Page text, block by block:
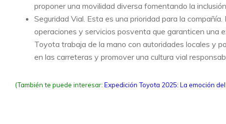
proponer una movilidad diversa fomentando la
Seguridad Vial. Esta es una prioridad para la
operaciones y servicios posventa que garanticen una
Toyota trabaja de la mano con autoridades locales y
en las carreteras y promover una cultura vial
(También te puede interesar: Expedición Toyota 2025: La emoción